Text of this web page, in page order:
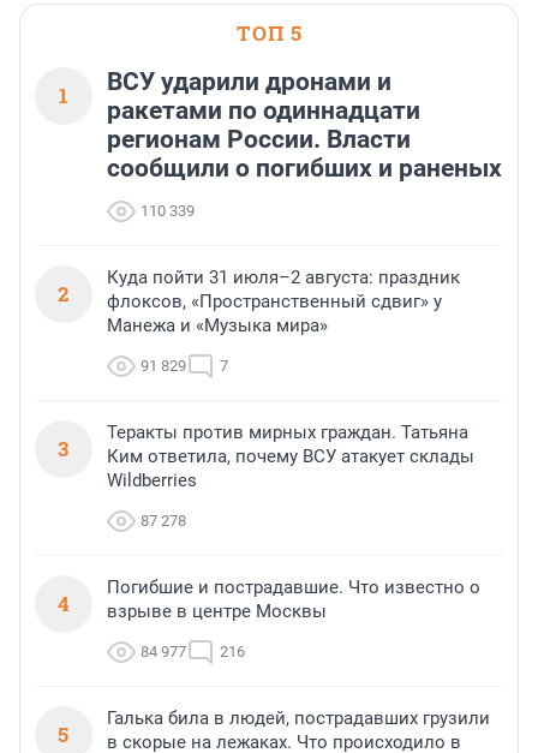
ТОП 5
1
ВСУ ударили дронами и
ракетами по одиннадцати
регионам России. Власти
сообщили о погибших и раненых
110 339
2
Куда пойти 31 июля–2 августа: праздник
флоксов, «Пространственный сдвиг» у
Манежа и «Музыка мира»
91 829 7
3
Теракты против мирных граждан. Татьяна
Ким ответила, почему ВСУ атакует склады
Wildberries
87 278
4
Погибшие и пострадавшие. Что известно о
взрыве в центре Москвы
84 977 216
5
Галька била в людей, пострадавших грузили
в скорые на лежаках. Что происходило в